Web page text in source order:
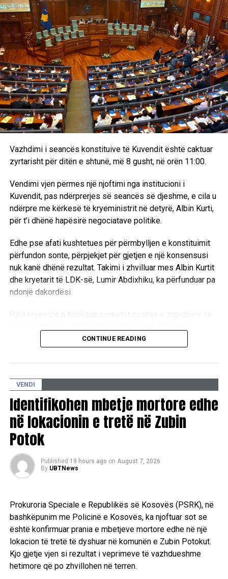
Vazhdimi i seancës konstituive të Kuvendit është caktuar
zyrtarisht për ditën e shtunë, më 8 gusht, në orën 11:00.
Vendimi vjen përmes një njoftimi nga institucioni i
Kuvendit, pas ndërprerjes së seancës së djeshme, e cila u
ndërpre me kërkesë të kryeministrit në detyrë, Albin Kurti,
për t’i dhënë hapësirë negociatave politike.
Edhe pse afati kushtetues për përmbylljen e konstituimit
përfundon sonte, përpjekjet për gjetjen e një konsensusi
nuk kanë dhënë rezultat. Takimi i zhvilluar mes Albin Kurtit
dhe kryetarit të LDK-së, Lumir Abdixhiku, ka përfunduar pa
ndonjë dakordësi.
mbeten ende larg një marrëveshjeje politike, duke
përket qëndrimeve për pozitat shtetrore. /E.A/
CONTINUE READING
VENDI
Identifikohen mbetje mortore edhe
në lokacionin e tretë në Zubin
Potok
Published 19 hours ago on August 7, 2026
By UBTNews
Prokuroria Speciale e Republikës së Kosovës (PSRK), në
bashkëpunim me Policinë e Kosovës, ka njoftuar sot se
është konfirmuar prania e mbetjeve mortore edhe në një
lokacion të tretë të dyshuar në komunën e Zubin Potokut.
Kjo gjetje vjen si rezultat i veprimeve të vazhdueshme
hetimore që po zhvillohen në terren.